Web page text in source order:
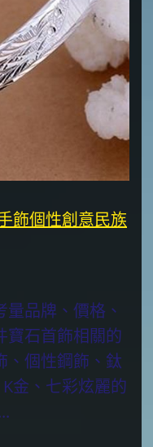
飾個性創意民族
品牌、價格、
寶石首飾相關的
、個性鋼飾、鈦
金、七彩炫麗的